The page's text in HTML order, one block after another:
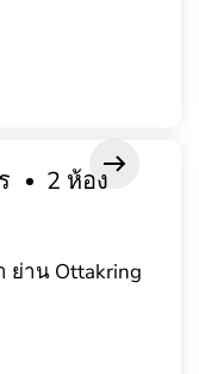
ย่าน Ottakring
2 ห้อง